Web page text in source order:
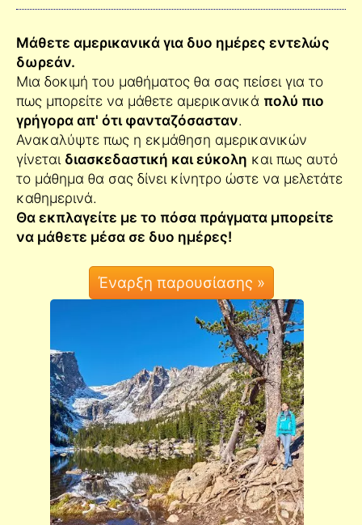
Μάθετε αμερικανικά για δυο ημέρες εντελώς
δωρεάν.
Μια δοκιμή του μαθήματος θα σας πείσει για το
πως μπορείτε να μάθετε αμερικανικά πολύ πιο
γρήγορα απ' ότι φανταζόσασταν.
Ανακαλύψτε πως η εκμάθηση αμερικανικών
γίνεται διασκεδαστική και εύκολη και πως αυτό
το μάθημα θα σας δίνει κίνητρο ώστε να μελετάτε
καθημερινά.
Θα εκπλαγείτε με το πόσα πράγματα μπορείτε
να μάθετε μέσα σε δυο ημέρες!